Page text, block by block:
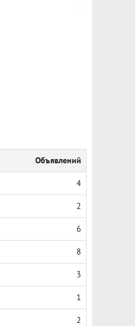
Объявлений
4
2
6
8
3
1
2